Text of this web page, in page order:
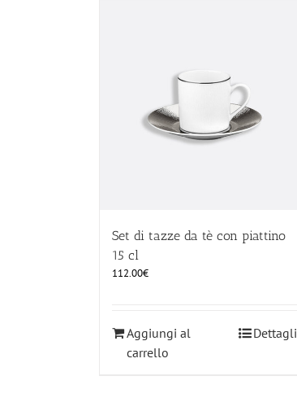
Set di tazze da tè con piattino
15 cl
112.00€
Aggiungi al
carrello
Dettagli